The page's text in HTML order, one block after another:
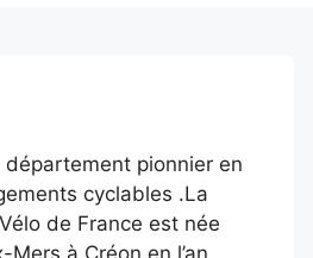
pionnier en
cyclables .La
de France est née
Mers à Créon en l’an